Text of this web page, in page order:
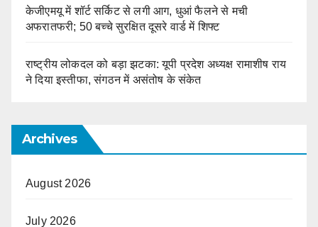
केजीएमयू में शॉर्ट सर्किट से लगी आग, धुआं फैलने से मची
अफरातफरी; 50 बच्चे सुरक्षित दूसरे वार्ड में शिफ्ट
राष्ट्रीय लोकदल को बड़ा झटका: यूपी प्रदेश अध्यक्ष रामाशीष राय
ने दिया इस्तीफा, संगठन में असंतोष के संकेत
Archives
August 2026
July 2026